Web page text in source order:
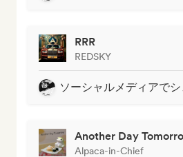
RRR
REDSKY
ソーシャルメディアで
Another Day
Alpaca-in-Chief